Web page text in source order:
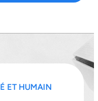
ET HUMAIN